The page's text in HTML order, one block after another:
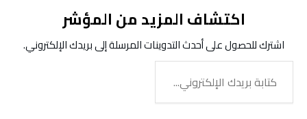
اكتشاف المزيد من المؤشر
اشترك للحصول على أحدث التدوينات المرسلة إلى بريدك الإلكتروني.
بريدك
الإلكتروني...